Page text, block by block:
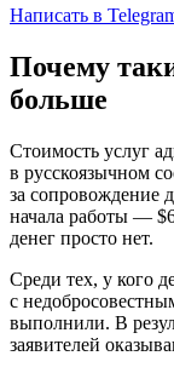
Написать в
Почему
больше
Стоимость услуг
в русскоязычном
за сопровождение
начала работы —
денег просто нет.
Среди тех, у кого
с
выполнили. В
заявителей